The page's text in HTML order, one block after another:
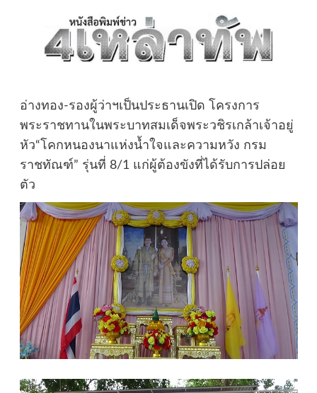
อ่างทอง-รองผู้ว่าฯเป็นประธานเปิด โครงการ
พระราชทานในพระบาทสมเด็จพระวชิรเกล้าเจ้าอยู่
หัว“โคกหนองนาแห่งน้ำใจและความหวัง กรม
ราชทัณฑ์” รุ่นที่ 8/1 แก่ผู้ต้องขังที่ได้รับการปล่อย
ตัว